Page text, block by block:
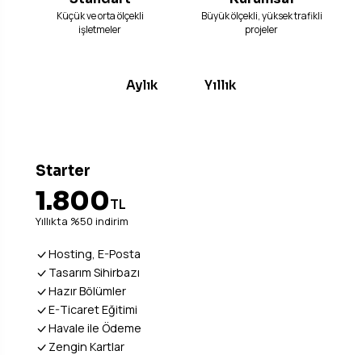
Küçük ve orta ölçekli
işletmeler
Büyük ölçekli, yüksek trafikli
projeler
Aylık Yıllık
Starter
1.800TL
Yıllıkta %50 indirim
Hosting, E-Posta
Tasarım Sihirbazı
Hazır Bölümler
E-Ticaret Eğitimi
Havale ile Ödeme
Zengin Kartlar